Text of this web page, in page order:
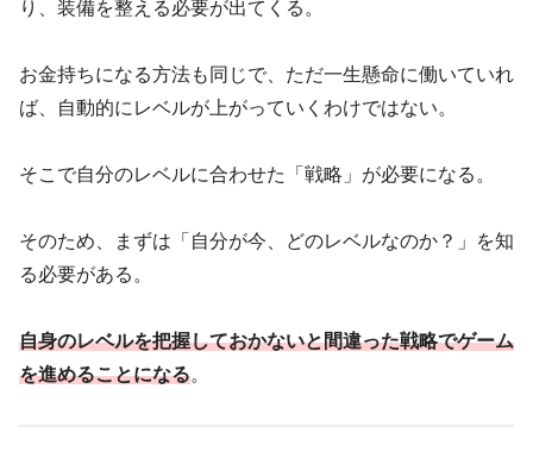
り、装備を整える必要が出てくる。
お金持ちになる方法も同じで、ただ一生懸命に働いていれ
ば、自動的にレベルが上がっていくわけではない。
そこで自分のレベルに合わせた「戦略」が必要になる。
そのため、まずは「自分が今、どのレベルなのか？」を知
る必要がある。
自身のレベルを把握しておかないと間違った戦略でゲーム
を進めることになる。